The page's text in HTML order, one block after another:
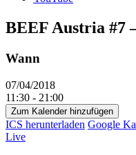
BEEF Austria #7
Wann
07/04/2018
11:30 - 21:00
Zum Kalender hinzufügen
ICS herunterladen Google
Live